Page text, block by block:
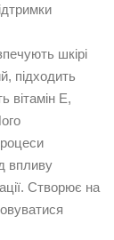
шкірі
підходить
вітамін Е,
впливу
Створює на